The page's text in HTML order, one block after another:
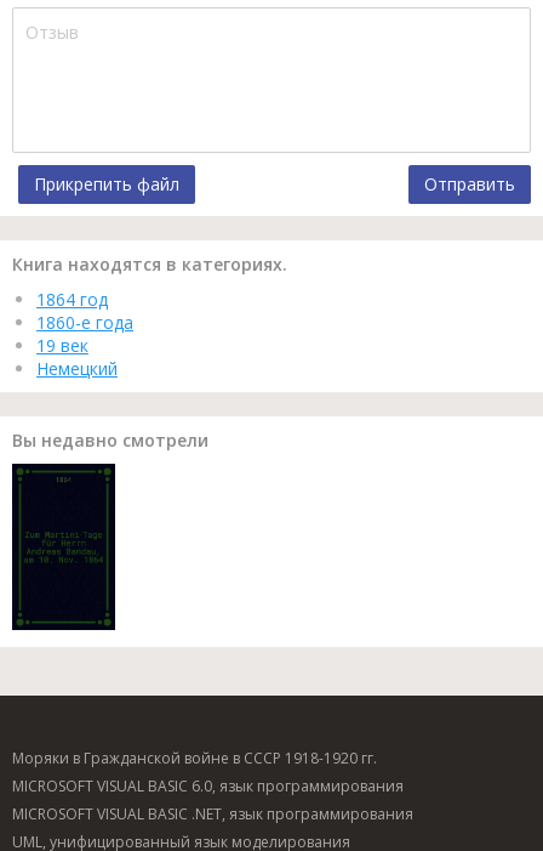
Прикрепить файл Отправить
Книга находятся в категориях.
1864 год
1860-е года
19 век
Немецкий
Вы недавно смотрели
Моряки в Гражданской войне в СССР 1918-1920 гг.
MICROSOFT VISUAL BASIC 6.0, язык программирования
MICROSOFT VISUAL BASIC .NET, язык программирования
UML, унифицированный язык моделирования